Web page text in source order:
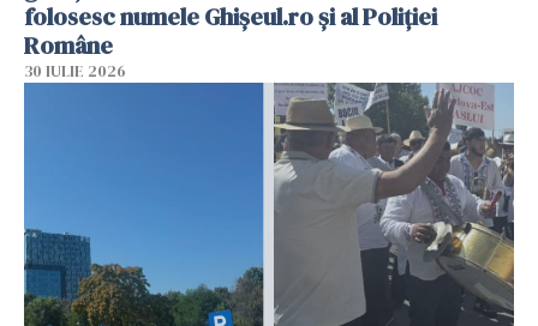
folosesc numele Ghișeul.ro și al Poliției
Române
30 IULIE 2026